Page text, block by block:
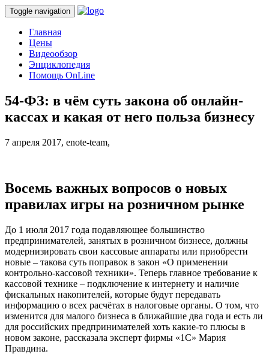
Toggle navigation
Главная
Цены
Видеообзор
Энциклопедия
Помощь OnLine
54-ФЗ: в чём суть закона об онлайн-
кассах и какая от него польза бизнесу
7 апреля 2017, enote-team,
Восемь важных вопросов о новых
правилах игры на розничном рынке
До 1 июля 2017 года подавляющее большинство
предпринимателей, занятых в розничном бизнесе, должны
модернизировать свои кассовые аппараты или приобрести
новые – такова суть поправок в закон «О применении
контрольно-кассовой техники». Теперь главное требование к
кассовой технике – подключение к интернету и наличие
фискальных накопителей, которые будут передавать
информацию о всех расчётах в налоговые органы. О том, что
изменится для малого бизнеса в ближайшие два года и есть ли
для российских предпринимателей хоть какие-то плюсы в
новом законе, рассказала эксперт фирмы «1С» Мария
Правдина.